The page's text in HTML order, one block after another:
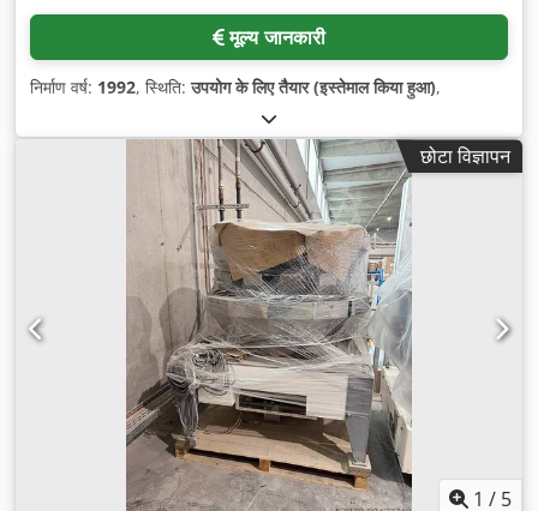
मूल्य जानकारी
निर्माण वर्ष: 1992, स्थिति:उपयोग के लिए तैयार (इस्तेमाल किया हुआ),
छोटा विज्ञापन
1 / 5